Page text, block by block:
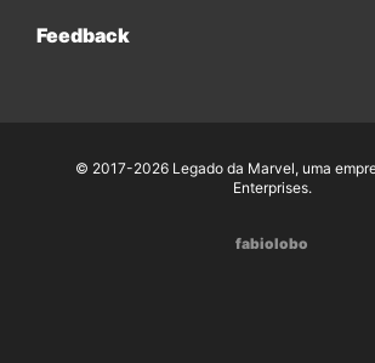
Feedback
© 2017-2026 Legado da Marvel, uma
Enterprises.
fabiolobo